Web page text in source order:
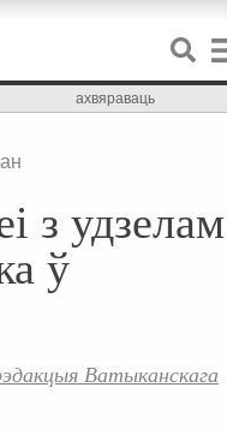
ахвяраваць
з удзелам
ў
Ватыканскага